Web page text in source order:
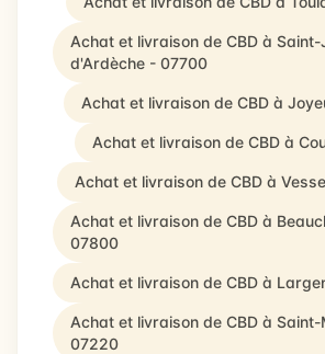
Achat et livraison de CBD à
d'Ardèche - 07700
Achat et livraison de CBD à
Achat et livraison de CBD à
Achat et livraison de CBD à
Achat et livraison de CBD à
07800
Achat et livraison de CBD à
Achat et livraison de CBD à
07220